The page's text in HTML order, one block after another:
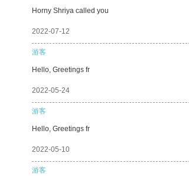
Horny Shriya called you
2022-07-12
游客
Hello, Greetings fr
2022-05-24
游客
Hello, Greetings fr
2022-05-10
游客